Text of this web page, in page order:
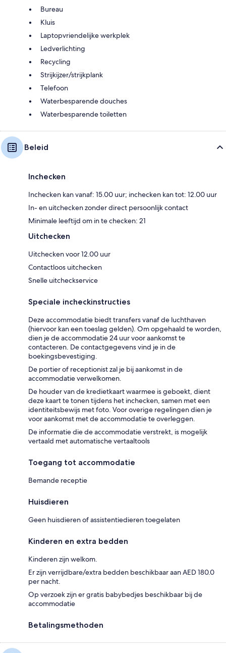
Bureau
Kluis
Laptopvriendelijke werkplek
Ledverlichting
Recycling
Strijkijzer/strijkplank
Telefoon
Waterbesparende douches
Waterbesparende toiletten
Beleid
Inchecken
Inchecken kan vanaf: 15.00 uur; inchecken kan tot: 12.00 uur
In- en uitchecken zonder direct persoonlijk contact
Minimale leeftijd om in te checken: 21
Uitchecken
Uitchecken voor 12.00 uur
Contactloos uitchecken
Snelle uitcheckservice
Speciale incheckinstructies
Deze accommodatie biedt transfers vanaf de luchthaven
(hiervoor kan een toeslag gelden). Om opgehaald te worden,
dien je de accommodatie 24 uur voor aankomst te
contacteren. De contactgegevens vind je in de
boekingsbevestiging.
De portier of receptionist zal je bij aankomst in de
accommodatie verwelkomen.
De houder van de kredietkaart waarmee is geboekt, dient
deze kaart te tonen tijdens het inchecken, samen met een
identiteitsbewijs met foto. Voor overige regelingen dien je
voor aankomst met de accommodatie te overleggen.
De informatie die de accommodatie verstrekt, is mogelijk
vertaald met automatische vertaaltools
Toegang tot accommodatie
Bemande receptie
Huisdieren
Geen huisdieren of assistentiedieren toegelaten
Kinderen en extra bedden
Kinderen zijn welkom.
Er zijn verrijdbare/extra bedden beschikbaar aan AED 180.0
per nacht.
Op verzoek zijn er gratis babybedjes beschikbaar bij de
accommodatie
Betalingsmethoden